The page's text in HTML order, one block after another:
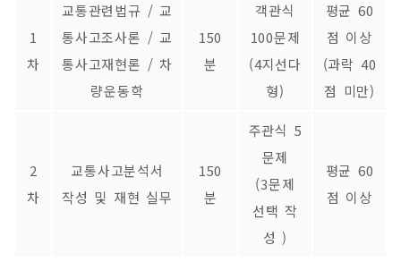
1
차
교통관련법규 / 교
통사고조사론 / 교
통사고재현론 / 차
량운동학
150
분
객관식
100문제
(4지선다
형)
평균 60
점 이상
(과락 40
점 미만)
2
차
교통사고분석서
작성 및 재현 실무
150
분
주관식 5
문제
(3문제
선택 작
성 )
평균 60
점 이상